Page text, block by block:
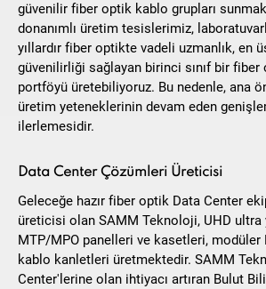
güvenilir fiber optik kablo grupları
donanımlı üretim tesislerimiz,
yıllardır fiber optikte vadeli uzmanlık, en
güvenilirliği sağlayan birinci sınıf bir
portföyü üretebiliyoruz. Bu nedenle, ana
üretim yeteneklerinin devam eden
ilerlemesidir.
Data Center Çözümleri Üreticisi
Geleceğe hazır fiber optik Data Center
üreticisi olan SAMM Teknoloji, UHD
MTP/MPO panelleri ve kasetleri, modüler
kablo kanletleri üretmektedir. SAMM
Center'lerine olan ihtiyacı artıran Bulut